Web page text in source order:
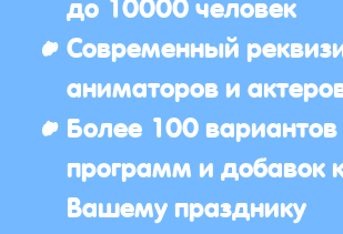
Современный
аниматоров и
Более 100
программ и добавок
Вашему празднику